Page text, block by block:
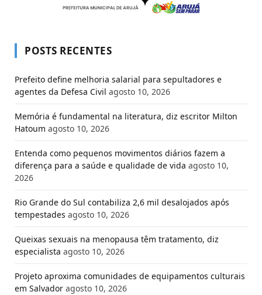
POSTS RECENTES
Prefeito define melhoria salarial para sepultadores e
agentes da Defesa Civil agosto 10, 2026
Memória é fundamental na literatura, diz escritor Milton
Hatoum agosto 10, 2026
Entenda como pequenos movimentos diários fazem a
diferença para a saúde e qualidade de vida agosto 10,
2026
Rio Grande do Sul contabiliza 2,6 mil desalojados após
tempestades agosto 10, 2026
Queixas sexuais na menopausa têm tratamento, diz
especialista agosto 10, 2026
Projeto aproxima comunidades de equipamentos culturais
em Salvador agosto 10, 2026